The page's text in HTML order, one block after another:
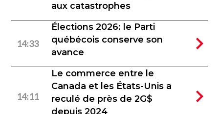
aux catastrophes
14:33
Élections 2026: le Parti
québécois conserve son
avance
14:11
Le commerce entre le
Canada et les États-Unis a
reculé de près de 2G$
depuis 2024